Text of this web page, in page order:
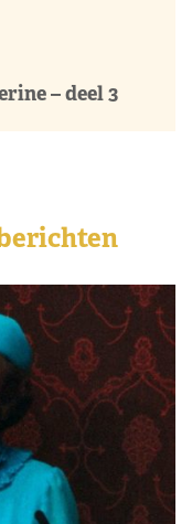
– deel 3